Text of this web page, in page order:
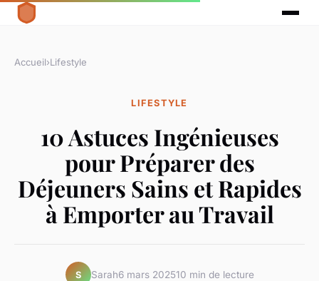
Accueil›Lifestyle
LIFESTYLE
10 Astuces Ingénieuses
pour Préparer des
Déjeuners Sains et Rapides
à Emporter au Travail
S Sarah6 mars 202510 min de lecture